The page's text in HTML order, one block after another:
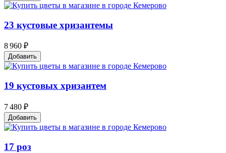
23 кустовые хризантемы
8 960 ₽
Добавить
19 кустовых хризантем
7 480 ₽
Добавить
17 роз